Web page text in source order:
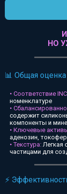
НО
📊 Общая оценка
• Соответствие
номенклатуре
•
содержит
компоненты и
• Ключевые
аденозин,
• Текстура:Легкая
частицами для
⚡